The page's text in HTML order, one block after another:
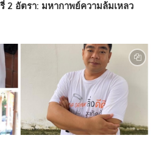
2 อัตรา: มหากาพย์ความล้มเหลว